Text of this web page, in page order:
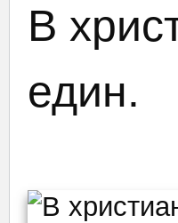
В
един.